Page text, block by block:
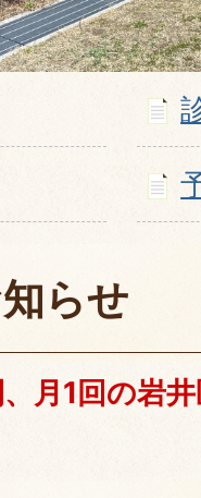
らせ
月1回の岩